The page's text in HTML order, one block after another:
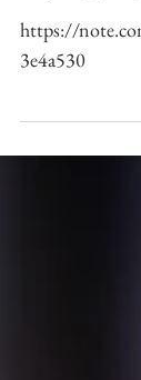
（山形
https://